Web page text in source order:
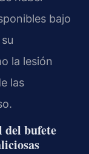
bajo
la lesión
las
del bufete